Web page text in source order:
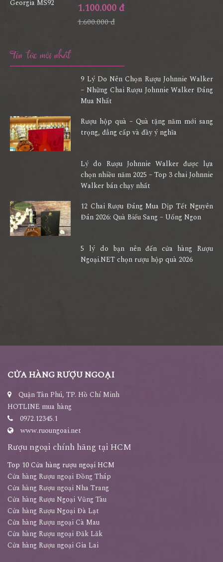
1.100.000 đ
1.600.000 đ
Tin tức mới nhất
9 Lý Do Nên Chọn Rượu Johnnie Walker
– Những Chai Rượu Johnnie Walker Đáng
Mua Nhất
Rượu hộp quà – Quà tặng năm mới sang
trọng, đẳng cấp và đầy ý nghĩa
Lý do Rượu Johnnie Walker được lựa
chọn nhiều năm 2025 – Top 3 chai Johnnie
Walker bán chạy nhất
12 Chai Rượu Đáng Mua Dịp Tết Nguyên
Đán 2026: Quà Biếu Sang – Uống Ngon
5 lý do bạn nên đến cửa hàng Rượu
Ngoại.NET chọn rượu hộp quà 2026
CỬA HÀNG RƯỢU NGOẠI
Quận Tân Phú, TP. Hồ Chí Minh
HOTLINE mua hàng
0972.12345.1
www.ruoungoai.net
Rượu ngoại chính hãng tại HCM
Top 10 Cửa hàng rượu ngoại HCM
Cửa hàng Rượu ngoại Đồng Tháp
Cửa hàng Rượu ngoại Nha Trang
Cửa hàng Rượu Ngoại Vũng Tàu
Cửa hàng Rượu Ngoại Đà Lạt
Cửa hàng Rượu ngoại Cà Mau
Cửa hàng Rượu ngoại Đăk Lăk
Cửa hàng Rượu ngoại Gia Lai